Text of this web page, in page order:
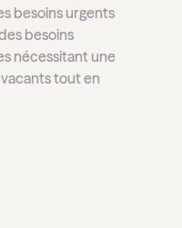
besoins urgents
besoins
nécessitant une
tout en